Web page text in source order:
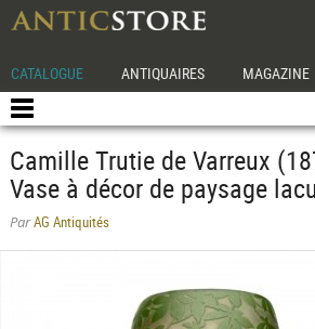
CATALOGUE ANTIQUAIRES MAGAZINE
Camille Trutie de Varreux
Vase à décor de paysage
ParAG Antiquités